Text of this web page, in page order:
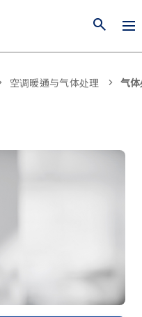
search
空调暖通与气体处理 气